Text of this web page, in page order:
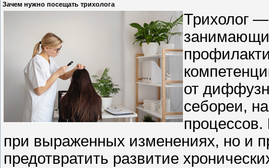
Зачем нужно посещать трихолога
Трихолог
от
себореи,
процессов.
при выраженных изменениях, но и
предотвратить развитие